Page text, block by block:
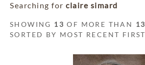
Searching for claire simard
SHOWING 13 OF MORE THAN 13
SORTED BY MOST RECENT FIRST